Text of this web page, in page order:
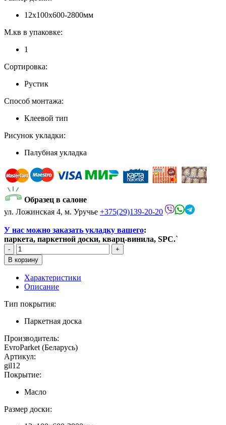
12x100x600-2800мм
М.кв в упаковке:
1
Сортировка:
Рустик
Способ монтажа:
Клеевой тип
Рисунок укладки:
Палубная укладка
Образец в салоне
ул. Ложинская 4, м. Уручье +375(29)139-20-20
У нас можно заказать укладку вашего:
паркета, паркетной доски, кварц-винила, SPC.`
Характеристики
Описание
Тип покрытия:
Паркетная доска
Производитель:
EvroParket (Беларусь)
Артикул:
gil12
Покрытие:
Масло
Размер доски: